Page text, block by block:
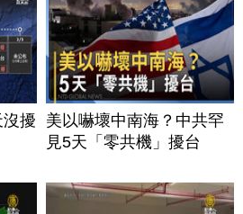
擾
美以嚇壞中南海？中共罕
見5天「零共機」擾台